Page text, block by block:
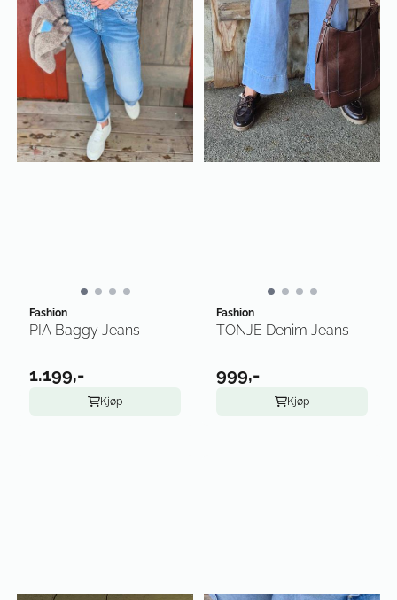
Fashion
PIA Baggy Jeans
1.199,-
Kjøp
Fashion
TONJE Denim Jeans
999,-
Kjøp